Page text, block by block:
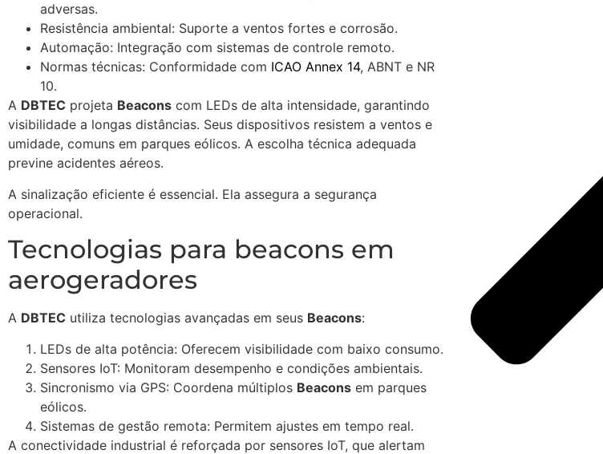
adversas.
Resistência ambiental: Suporte a ventos fortes e corrosão.
Automação: Integração com sistemas de controle remoto.
Normas técnicas: Conformidade com ICAO Annex 14, ABNT e NR
10.
A DBTEC projeta Beacons com LEDs de alta intensidade, garantindo
visibilidade a longas distâncias. Seus dispositivos resistem a ventos e
umidade, comuns em parques eólicos. A escolha técnica adequada
previne acidentes aéreos.
A sinalização eficiente é essencial. Ela assegura a segurança
operacional.
Tecnologias para beacons em
aerogeradores
A DBTEC utiliza tecnologias avançadas em seus Beacons:
LEDs de alta potência: Oferecem visibilidade com baixo consumo.
Sensores IoT: Monitoram desempenho e condições ambientais.
Sincronismo via GPS: Coordena múltiplos Beacons em parques
eólicos.
Sistemas de gestão remota: Permitem ajustes em tempo real.
A conectividade industrial é reforçada por sensores IoT, que alertam